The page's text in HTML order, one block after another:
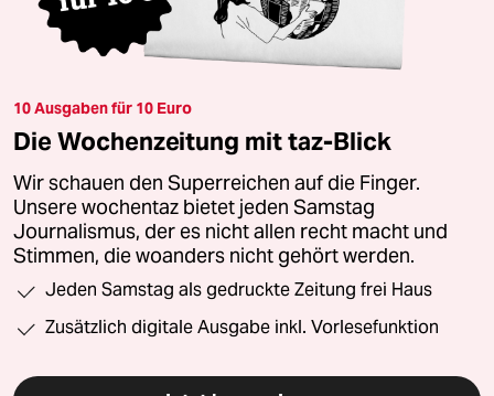
10 Ausgaben für 10 Euro
Die Wochenzeitung mit taz-Blick
Wir schauen den Superreichen auf die Finger.
Unsere wochentaz bietet jeden Samstag
Journalismus, der es nicht allen recht macht und
Stimmen, die woanders nicht gehört werden.
Jeden Samstag als gedruckte Zeitung frei Haus
Zusätzlich digitale Ausgabe inkl. Vorlesefunktion